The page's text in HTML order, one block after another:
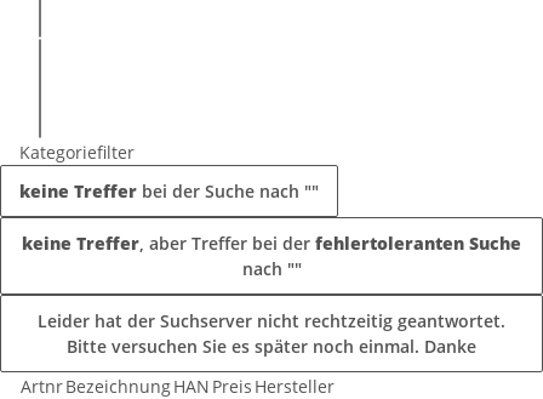
Kategoriefilter
keine Treffer bei der Suche nach ""
keine Treffer, aber Treffer bei der fehlertoleranten Suche
nach ""
Leider hat der Suchserver nicht rechtzeitig geantwortet.
Bitte versuchen Sie es später noch einmal. Danke
ArtnrBezeichnungHAN Preis Hersteller